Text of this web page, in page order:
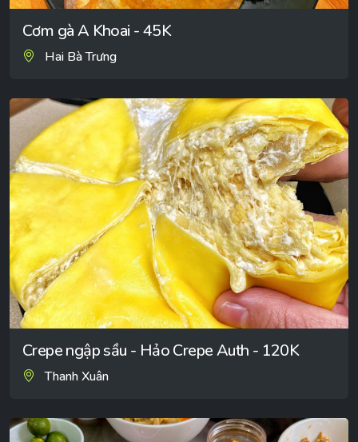
Cơm gà A Khoai - 45K
Hai Bà Trưng
Crepe ngập sầu - Hảo Crepe Auth - 120K
Thanh Xuân